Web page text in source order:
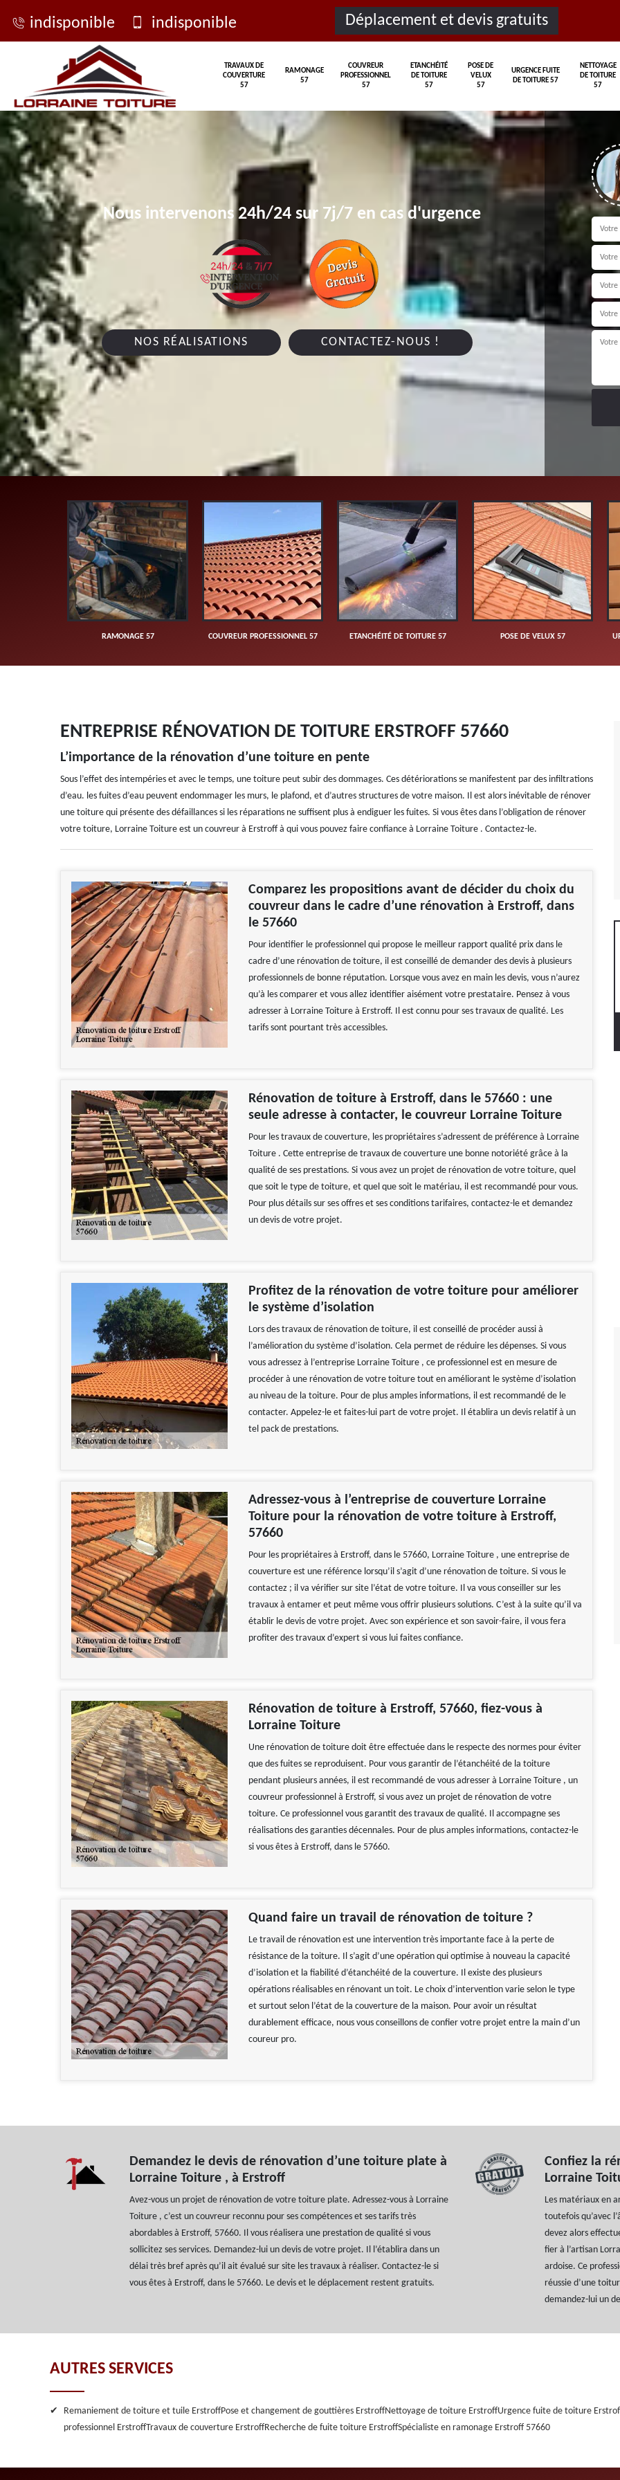
indisponible indisponible Déplacement et devis gratuits
TRAVAUX DE
COUVERTURE
57
RAMONAGE
57
COUVREUR
PROFESSIONNEL
57
ETANCHÉITÉ
DE TOITURE
57
POSE DE
VELUX
57
URGENCE FUITE
DE TOITURE 57
NETTOYAGE
DE TOITURE
57
Nous intervenons 24h/24 sur 7j/7 en cas d'urgence
NOS RÉALISATIONS CONTACTEZ-NOUS !
RAMONAGE 57 COUVREUR PROFESSIONNEL 57 ETANCHÉITÉ DE TOITURE 57 POSE DE VELUX 57
ENTREPRISE RÉNOVATION DE TOITURE ERSTROFF 57660
L’importance de la rénovation d’une toiture en pente
Sous l’effet des intempéries et avec le temps, une toiture peut subir des dommages. Ces détériorations se manifestent par des infiltrations
d’eau. les fuites d’eau peuvent endommager les murs, le plafond, et d’autres structures de votre maison. Il est alors inévitable de rénover
une toiture qui présente des défaillances si les réparations ne suffisent plus à endiguer les fuites. Si vous êtes dans l’obligation de rénover
votre toiture, Lorraine Toiture est un couvreur à Erstroff à qui vous pouvez faire confiance à Lorraine Toiture . Contactez-le.
Comparez les propositions avant de décider du choix du
couvreur dans le cadre d’une rénovation à Erstroff, dans
le 57660
Pour identifier le professionnel qui propose le meilleur rapport qualité prix dans le
cadre d’une rénovation de toiture, il est conseillé de demander des devis à plusieurs
professionnels de bonne réputation. Lorsque vous avez en main les devis, vous n’aurez
qu’à les comparer et vous allez identifier aisément votre prestataire. Pensez à vous
adresser à Lorraine Toiture à Erstroff. Il est connu pour ses travaux de qualité. Les
tarifs sont pourtant très accessibles.
Rénovation de toiture à Erstroff, dans le 57660 : une
seule adresse à contacter, le couvreur Lorraine Toiture
Pour les travaux de couverture, les propriétaires s’adressent de préférence à Lorraine
Toiture . Cette entreprise de travaux de couverture une bonne notoriété grâce à la
qualité de ses prestations. Si vous avez un projet de rénovation de votre toiture, quel
que soit le type de toiture, et quel que soit le matériau, il est recommandé pour vous.
Pour plus détails sur ses offres et ses conditions tarifaires, contactez-le et demandez
un devis de votre projet.
Profitez de la rénovation de votre toiture pour améliorer
le système d’isolation
Lors des travaux de rénovation de toiture, il est conseillé de procéder aussi à
l’amélioration du système d’isolation. Cela permet de réduire les dépenses. Si vous
vous adressez à l’entreprise Lorraine Toiture , ce professionnel est en mesure de
procéder à une rénovation de votre toiture tout en améliorant le système d’isolation
au niveau de la toiture. Pour de plus amples informations, il est recommandé de le
contacter. Appelez-le et faites-lui part de votre projet. Il établira un devis relatif à un
tel pack de prestations.
Adressez-vous à l’entreprise de couverture Lorraine
Toiture pour la rénovation de votre toiture à Erstroff,
57660
Pour les propriétaires à Erstroff, dans le 57660, Lorraine Toiture , une entreprise de
couverture est une référence lorsqu’il s’agit d’une rénovation de toiture. Si vous le
contactez ; il va vérifier sur site l’état de votre toiture. Il va vous conseiller sur les
travaux à entamer et peut même vous offrir plusieurs solutions. C’est à la suite qu’il va
établir le devis de votre projet. Avec son expérience et son savoir-faire, il vous fera
profiter des travaux d’expert si vous lui faites confiance.
Rénovation de toiture à Erstroff, 57660, fiez-vous à
Lorraine Toiture
Une rénovation de toiture doit être effectuée dans le respecte des normes pour éviter
que des fuites se reproduisent. Pour vous garantir de l’étanchéité de la toiture
pendant plusieurs années, il est recommandé de vous adresser à Lorraine Toiture , un
couvreur professionnel à Erstroff, si vous avez un projet de rénovation de votre
toiture. Ce professionnel vous garantit des travaux de qualité. Il accompagne ses
réalisations des garanties décennales. Pour de plus amples informations, contactez-le
si vous êtes à Erstroff, dans le 57660.
Quand faire un travail de rénovation de toiture ?
Le travail de rénovation est une intervention très importante face à la perte de
résistance de la toiture. Il s’agit d’une opération qui optimise à nouveau la capacité
d’isolation et la fiabilité d’étanchéité de la couverture. Il existe des plusieurs
opérations réalisables en rénovant un toit. Le choix d’intervention varie selon le type
et surtout selon l’état de la couverture de la maison. Pour avoir un résultat
durablement efficace, nous vous conseillons de confier votre projet entre la main d’un
coureur pro.
Demandez le devis de rénovation d’une toiture plate à
Lorraine Toiture , à Erstroff
Avez-vous un projet de rénovation de votre toiture plate. Adressez-vous à Lorraine
Toiture , c’est un couvreur reconnu pour ses compétences et ses tarifs très
abordables à Erstroff, 57660. Il vous réalisera une prestation de qualité si vous
sollicitez ses services. Demandez-lui un devis de votre projet. Il l’établira dans un
délai très bref après qu’il ait évalué sur site les travaux à réaliser. Contactez-le si
vous êtes à Erstroff, dans le 57660. Le devis et le déplacement restent gratuits.
Confiez la
Lorraine
Les matériaux en
toutefois qu’avec
devez alors
fier à l’artisan
ardoise. Ce
réussie d’une
demandez-lui un
AUTRES SERVICES
Remaniement de toiture et tuile ErstroffPose et changement de gouttières ErstroffNettoyage de toiture ErstroffUrgence fuite de toiture
professionnel ErstroffTravaux de couverture ErstroffRecherche de fuite toiture ErstroffSpécialiste en ramonage Erstroff 57660